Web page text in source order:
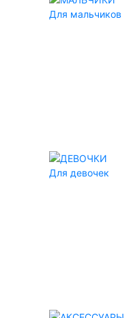
Для мальчиков
Для девочек